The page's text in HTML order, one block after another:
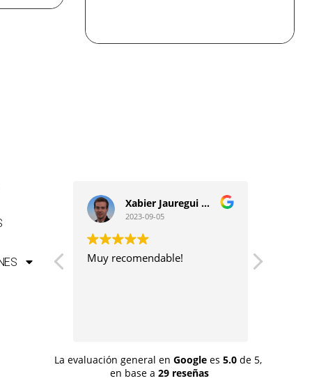
es una
Xabier Jauregui Arrondo
2023-09-05
Muy recomendable!
La evaluación general en Googlees 5.0de 5,
en base a 29 reseñas